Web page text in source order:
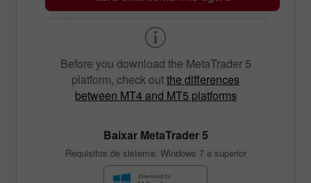
Before you download the MetaTrader 5
platform, check outthe differences
between MT4 and MT5 platforms
Baixar MetaTrader 5
Requisitos de sistema: Windows 7 e superior